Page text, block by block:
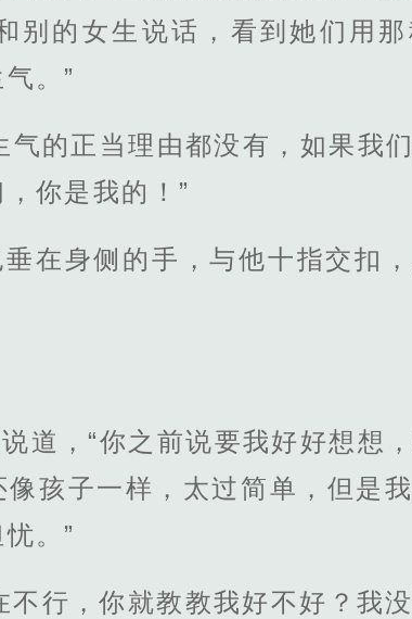
别的女生说话，看到她们用
。”
气的正当理由都没有，如果我
你是我的！”
在身侧的手，与他十指交扣
道，“你之前说要我好好想想
孩子一样，太过简单，但是
。”
行，你就教教我好不好？我